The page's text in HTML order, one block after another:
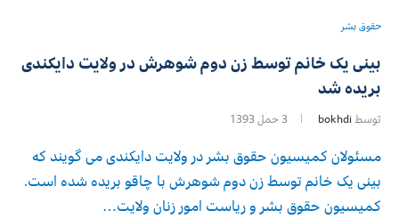
حقوق بشر
بینی یک خانم توسط زن دوم شوهرش در ولایت دایکندی
بریده شد
توسط bokhdi 3 حمل 1393
مسئولان کمیسیون حقوق بشر در ولایت دایکندی می گویند که
بینی یک خانم توسط زن دوم شوهرش با چاقو بریده شده است.
کميسيون حقوق بشر و رياست امور زنان ولایت…